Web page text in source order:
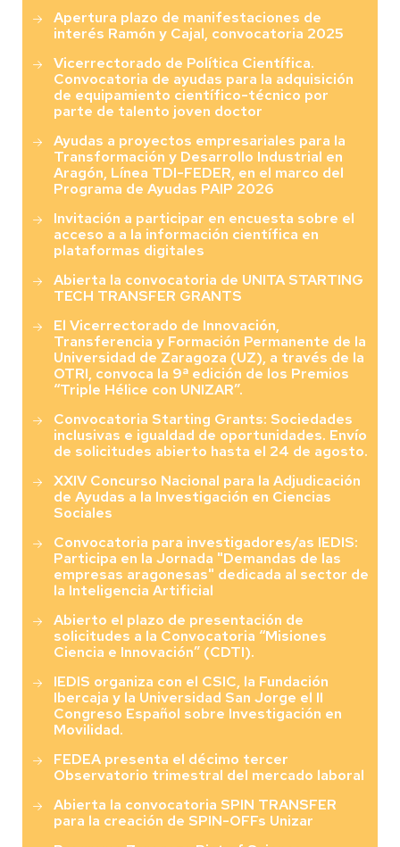
Apertura plazo de manifestaciones de
interés Ramón y Cajal, convocatoria 2025
Vicerrectorado de Política Científica.
Convocatoria de ayudas para la adquisición
de equipamiento científico-técnico por
parte de talento joven doctor
Ayudas a proyectos empresariales para la
Transformación y Desarrollo Industrial en
Aragón, Línea TDI-FEDER, en el marco del
Programa de Ayudas PAIP 2026
Invitación a participar en encuesta sobre el
acceso a a la información científica en
plataformas digitales
Abierta la convocatoria de UNITA STARTING
TECH TRANSFER GRANTS
El Vicerrectorado de Innovación,
Transferencia y Formación Permanente de la
Universidad de Zaragoza (UZ), a través de la
OTRI, convoca la 9ª edición de los Premios
“Triple Hélice con UNIZAR”.
Convocatoria Starting Grants: Sociedades
inclusivas e igualdad de oportunidades. Envío
de solicitudes abierto hasta el 24 de agosto.
XXIV Concurso Nacional para la Adjudicación
de Ayudas a la Investigación en Ciencias
Sociales
Convocatoria para investigadores/as IEDIS:
Participa en la Jornada "Demandas de las
empresas aragonesas" dedicada al sector de
la Inteligencia Artificial
Abierto el plazo de presentación de
solicitudes a la Convocatoria “Misiones
Ciencia e Innovación” (CDTI).
IEDIS organiza con el CSIC, la Fundación
Ibercaja y la Universidad San Jorge el II
Congreso Español sobre Investigación en
Movilidad.
FEDEA presenta el décimo tercer
Observatorio trimestral del mercado laboral
Abierta la convocatoria SPIN TRANSFER
para la creación de SPIN-OFFs Unizar